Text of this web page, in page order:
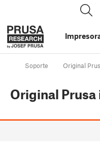
Soporte Original
Original Prusa